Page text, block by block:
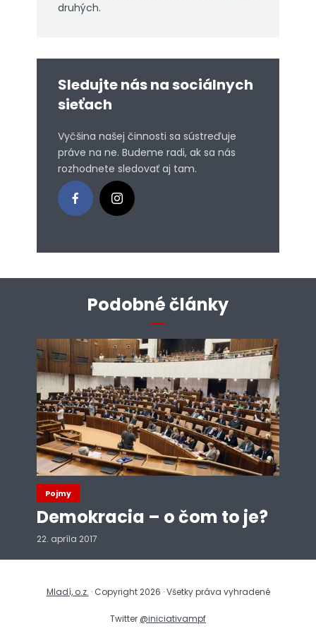
druhých.
Sledujte nás na sociálnych
sieťach
Vyčšina našej činnosti sa sústreďuje
práve na ne. Budeme radi, ak sa nás
rozhodnete sledovať aj tam.
Podobné články
Pojmy
Demokracia – o čom to je?
22. apríla 2017
Mladí, o.z. · Copyright 2026 · Všetky práva vyhradené
Twitter @iniciativampf